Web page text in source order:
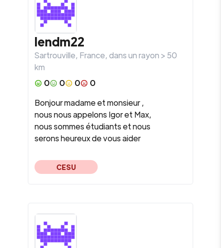
Iendm22
Sartrouville, France, dans un rayon > 50
km
0
0 0
0
Bonjour madame et monsieur ,
nous nous appelons Igor et Max,
nous sommes étudiants et nous
serons heureux de vous aider
CESU